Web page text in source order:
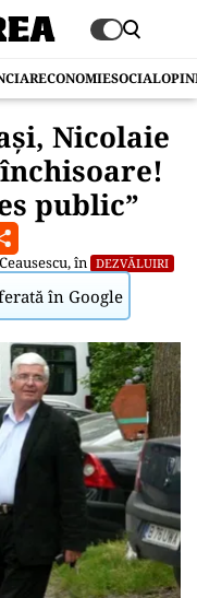
ECONOMIESOCIAL
Nicolaie
public”
, în DEZVĂLUIRI
în Google